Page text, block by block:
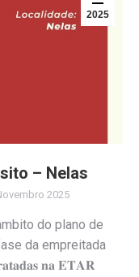
2025
– Nelas
2025
do plano de
da empreitada
𝐧𝐚 𝐄𝐓𝐀𝐑